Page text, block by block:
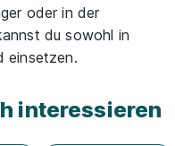
oder in der
du sowohl in
einsetzen.
interessieren